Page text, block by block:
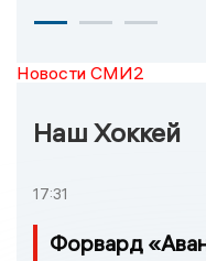
Новости СМИ2
Наш Хоккей
17:31
Форвард